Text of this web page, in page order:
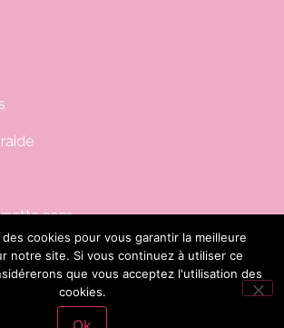
réalisé parCG-Nümerik
cookies pour vous garantir la meilleure
notre site. Si vous continuez à utiliser ce
que vous acceptez l'utilisation des
cookies.